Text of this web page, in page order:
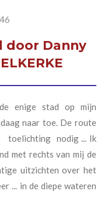
door Danny
enige stad op mijn
naar toe. De route
toelichting nodig ... Ik
met rechts van mij de
uitzichten over het
... in de diepe wateren